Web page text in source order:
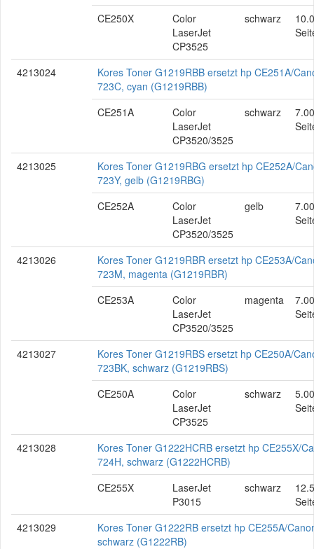
CE250X
Color
LaserJet
CP3525
schwarz
4213024
Kores Toner G1219RBB ersetzt hp CE251A/
723C, cyan (G1219RBB)
CE251A
Color
LaserJet
CP3520/3525
schwarz
4213025
Kores Toner G1219RBG ersetzt hp CE252A/
723Y, gelb (G1219RBG)
CE252A
Color
LaserJet
CP3520/3525
gelb
4213026
Kores Toner G1219RBR ersetzt hp CE253A/
723M, magenta (G1219RBR)
CE253A
Color
LaserJet
CP3520/3525
magenta
4213027
Kores Toner G1219RBS ersetzt hp CE250A/
723BK, schwarz (G1219RBS)
CE250A
Color
LaserJet
CP3525
schwarz
4213028
Kores Toner G1222HCRB ersetzt hp CE255X/
724H, schwarz (G1222HCRB)
CE255X
LaserJet
P3015
schwarz
4213029
Kores Toner G1222RB ersetzt hp CE255A/
schwarz (G1222RB)